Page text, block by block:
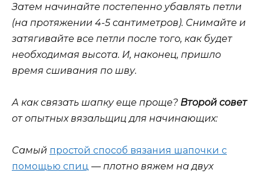
Затем начинайте постепенно убавлять петли
(на протяжении 4-5 сантиметров). Снимайте и
затягивайте все петли после того, как будет
необходимая высота. И, наконец, пришло
время сшивания по шву.
А как связать шапку еще проще? Второй совет
от опытных вязальщиц для начинающих:
Самый простой способ вязания шапочки с
помощью спиц — плотно вяжем на двух